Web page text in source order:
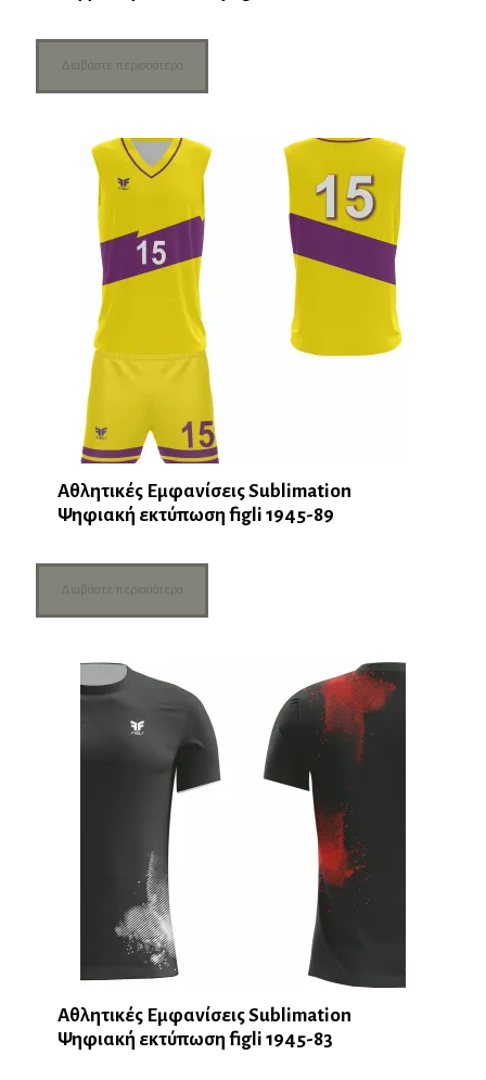
Διαβάστε περισσότερα
Αθλητικές Εμφανίσεις Sublimation
Ψηφιακή εκτύπωση figli 1945-89
Διαβάστε περισσότερα
Αθλητικές Εμφανίσεις Sublimation
Ψηφιακή εκτύπωση figli 1945-83